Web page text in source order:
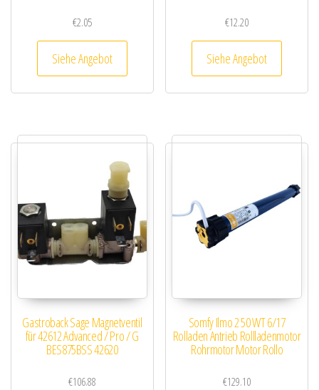
€2.05
Siehe Angebot
€12.20
Siehe Angebot
Gastroback Sage Magnetventil
für 42612 Advanced / Pro / G
BES875BSS 42620
€106.88
Somfy Ilmo 2 50 WT 6/17
Rolladen Antrieb Rollladenmotor
Rohrmotor Motor Rollo
€129.10